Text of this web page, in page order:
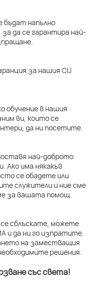
бъдат напълно
да се гарантира най-
за нашия CIJ
обучение в нашия
ви, които се
да ни посетите.
най-доброто
Ако има някакъв
се обадете или
служители и ние сме
за вашата помощ.
се сблъскате, можете
и да ни го изпратите.
на заместващия
решения.
със света!